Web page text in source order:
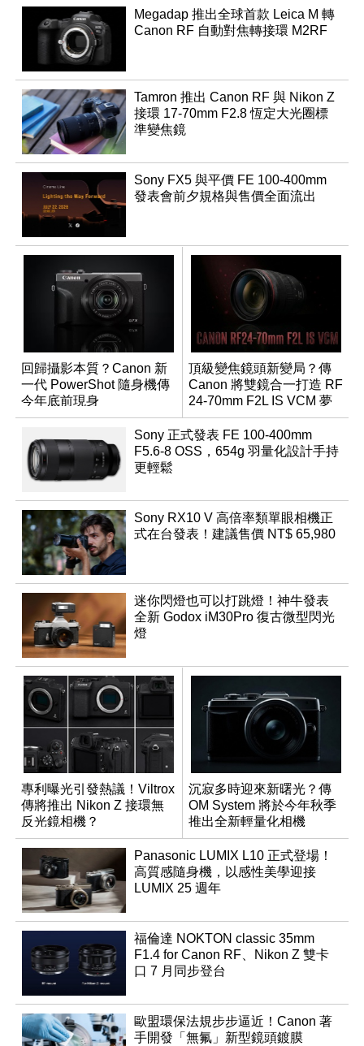
Megadap 推出全球首款 Leica M 轉
Canon RF 自動對焦轉接環 M2RF
Tamron 推出 Canon RF 與 Nikon Z
接環 17-70mm F2.8 恆定大光圈標
準變焦鏡
Sony FX5 與平價 FE 100-400mm
發表會前夕規格與售價全面流出
回歸攝影本質？Canon 新
一代 PowerShot 隨身機傳
今年底前現身
頂級變焦鏡頭新變局？傳
Canon 將雙鏡合一打造 RF
24-70mm F2L IS VCM 夢
幻規格
Sony 正式發表 FE 100-400mm
F5.6-8 OSS，654g 羽量化設計手持
更輕鬆
Sony RX10 V 高倍率類單眼相機正
式在台發表！建議售價 NT$ 65,980
迷你閃燈也可以打跳燈！神牛發表
全新 Godox iM30Pro 復古微型閃光
燈
專利曝光引發熱議！Viltrox
傳將推出 Nikon Z 接環無
反光鏡相機？
沉寂多時迎來新曙光？傳
OM System 將於今年秋季
推出全新輕量化相機
Panasonic LUMIX L10 正式登場！
高質感隨身機，以感性美學迎接
LUMIX 25 週年
福倫達 NOKTON classic 35mm
F1.4 for Canon RF、Nikon Z 雙卡
口 7 月同步登台
歐盟環保法規步步逼近！Canon 著
手開發「無氟」新型鏡頭鍍膜